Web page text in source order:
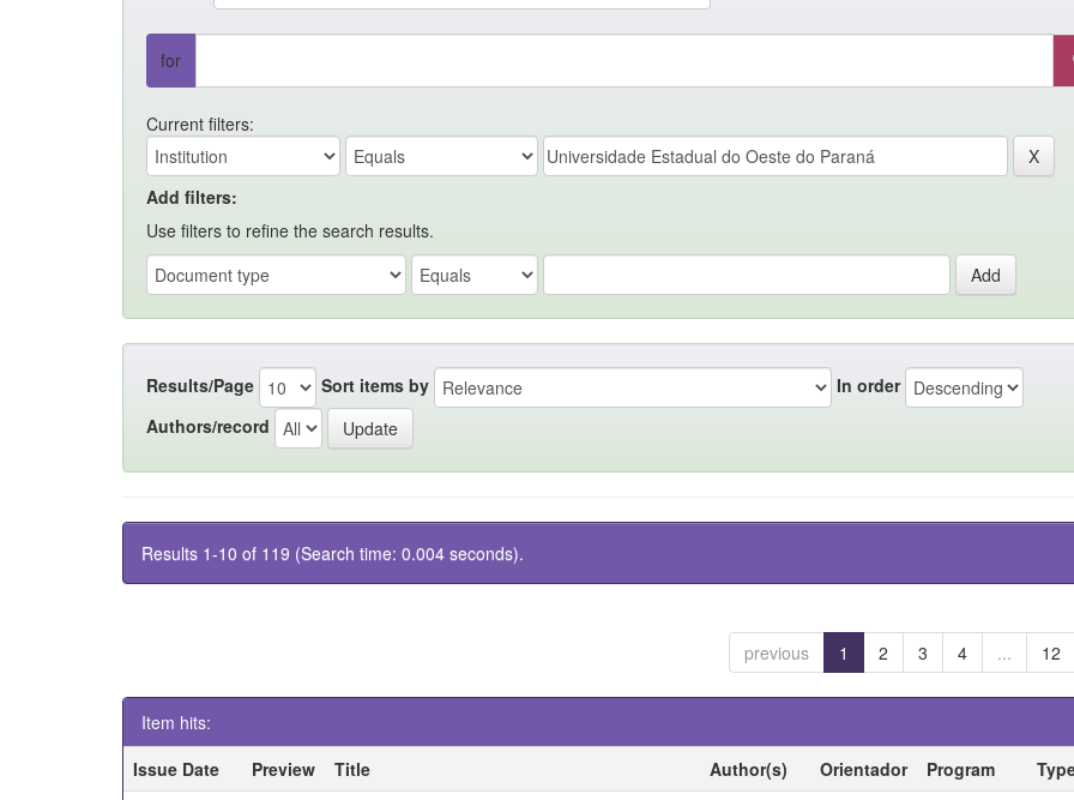
for
Current filters:
Add filters:
Use filters to refine the search results.
Results/Page Sort items by
In order
Authors/record
Results 1-10 of 119 (Search time: 0.004 seconds).
previous 1 2 3 4 ... 12
Item hits:
Issue Date
Preview Title Author(s) Orientador Program